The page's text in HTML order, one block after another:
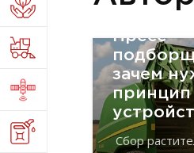
ПОЛЕЗНЫЕ
Пресс-
зачем
принцип
Сбор